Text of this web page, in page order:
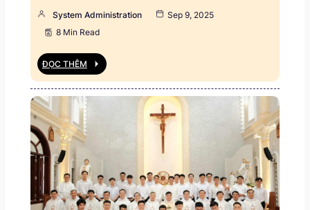
System Administration
Sep 9, 2025
8 Min Read
ĐỌC THÊM